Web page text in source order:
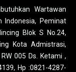
Wartawan
Indonesia, Peminat
Blok S No.24,
Kota Admistrasi,
005 Ds. Ketami ,
Hp :0821-4287-